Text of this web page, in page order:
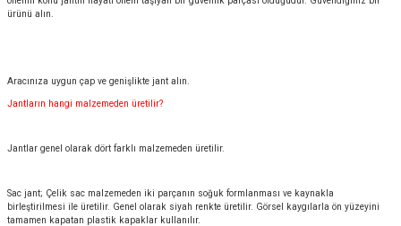
ürünü alın.
Aracınıza uygun çap ve genişlikte jant alın.
Jantların hangi malzemeden üretilir?
Jantlar genel olarak dört farklı malzemeden üretilir.
Sac jant; Çelik sac malzemeden iki parçanın soğuk formlanması ve kaynakla
birleştirilmesi ile üretilir. Genel olarak siyah renkte üretilir. Görsel kaygılarla ön yüzeyini
tamamen kapatan plastik kapaklar kullanılır.